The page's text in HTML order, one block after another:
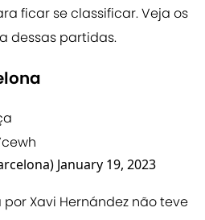
ficar se classificar. Veja os
dessas partidas.
January 19, 2023
Xavi Hernández não teve